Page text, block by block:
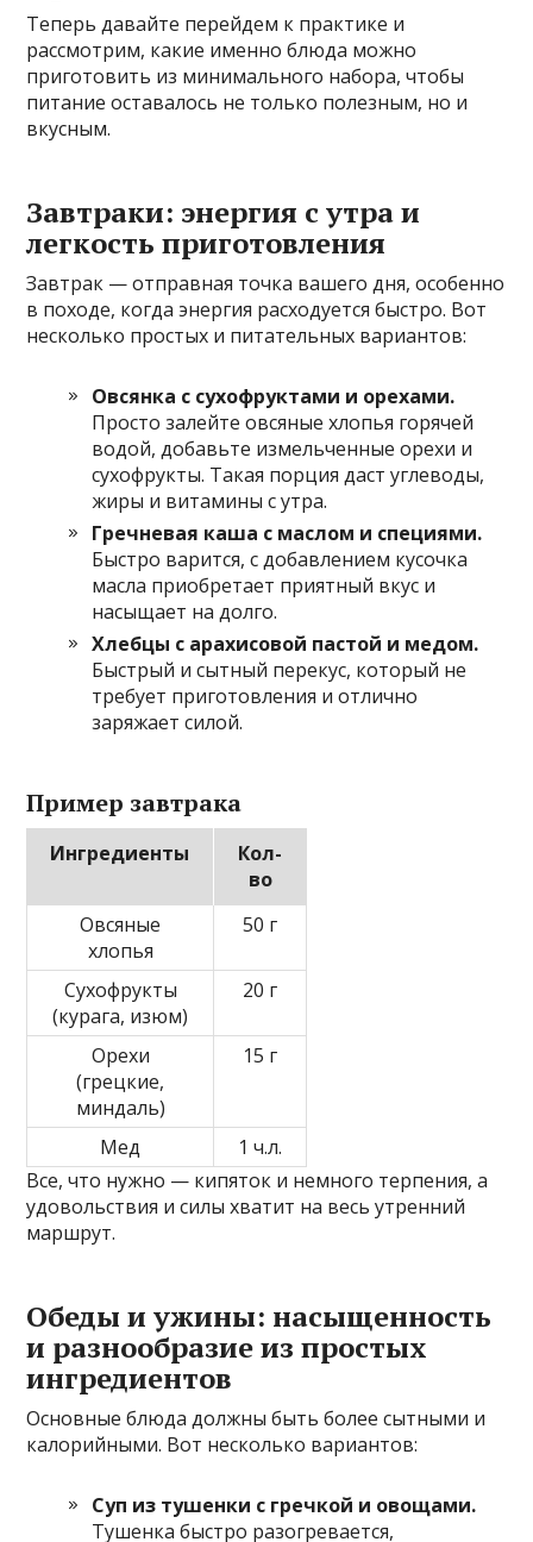
Теперь давайте перейдем к практике и
рассмотрим, какие именно блюда можно
приготовить из минимального набора, чтобы
питание оставалось не только полезным, но и
вкусным.
Завтраки: энергия с утра и
легкость приготовления
Завтрак — отправная точка вашего дня, особенно
в походе, когда энергия расходуется быстро. Вот
несколько простых и питательных вариантов:
Овсянка с сухофруктами и орехами.
Просто залейте овсяные хлопья горячей
водой, добавьте измельченные орехи и
сухофрукты. Такая порция даст углеводы,
жиры и витамины с утра.
Гречневая каша с маслом и специями.
Быстро варится, с добавлением кусочка
масла приобретает приятный вкус и
насыщает на долго.
Хлебцы с арахисовой пастой и медом.
Быстрый и сытный перекус, который не
требует приготовления и отлично
заряжает силой.
Пример завтрака
Ингредиенты
Кол-
во
Овсяные
хлопья
50 г
Сухофрукты
(курага, изюм)
20 г
Орехи
(грецкие,
миндаль)
15 г
Мед
1 ч.л.
Все, что нужно — кипяток и немного терпения, а
удовольствия и силы хватит на весь утренний
маршрут.
Обеды и ужины: насыщенность
и разнообразие из простых
ингредиентов
Основные блюда должны быть более сытными и
калорийными. Вот несколько вариантов:
Суп из тушенки с гречкой и овощами.
Тушенка быстро разогревается,